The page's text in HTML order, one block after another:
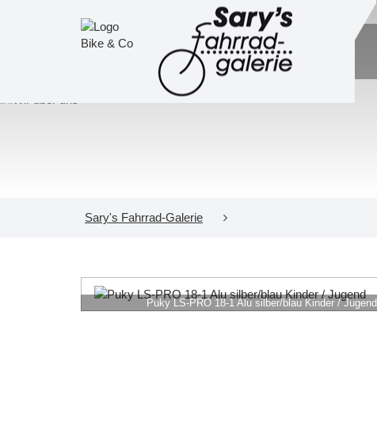
Sary's Fahrrad-Galerie
Puky LS-PRO 18-1 Alu silber/blau Kinder / Jugend